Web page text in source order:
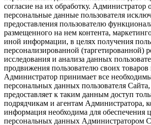
согласие на их обработку. Администратор
персональные данные пользователя
предоставления пользователю
размещенного на нем контента,
иной информации, в целях получения
персонализированной (таргетированной)
исследования и анализа данных
продвижения пользователю своих товаров
Администратор принимает все
персональных данных пользователя
предоставляет к таким данным доступ
подрядчикам и агентам Администратора,
информация необходима для обеспечения
персональных данных Администратором